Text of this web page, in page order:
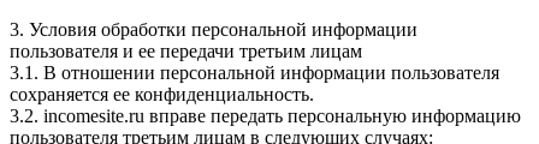
3. Условия обработки персональной информации
пользователя и ее передачи третьим лицам
3.1. В отношении персональной информации пользователя
сохраняется ее конфиденциальность.
3.2. incomesite.ru вправе передать персональную информацию
пользователя третьим лицам в следующих случаях: